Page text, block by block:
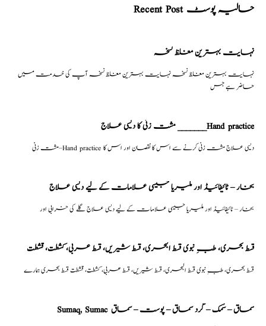
Recent Post حالیہ پوسٹ
نہایت بہترین مغلظ نسخہ
نہایت بہترین مغلظ نسخہ نہایت بہترین مغلظ نسخہ آپ کی خدمت میں
حاضر ہے جس
مشت زنی کا دیسی علاج _______Hand practice
مشت زنی–Hand practice دیسی علاج مشت زنی کرنے سے اس کا نقصان اور اس کا
بخار – ٹائیفائیڈ اور ملیریا جیسی علامات کے لیے دیسی علاج
بخار – ٹائیفائیڈ اور ملیریا جیسی علامات کے لیے دیسی علاج گلے کی خرابی اور
قسط بحری، طبِ نبوی قسط البحری، قسط شیریں، قسط عربی، كشطت، قشطت
قسط بحری، طبِ نبوی قسط البحری، قسط شیریں، قسط عربی، كشطت، قشطت قسط بحری ہمارے
Sumaq, Sumac سماق – سُمک – گرد سماق – پوست – سماق